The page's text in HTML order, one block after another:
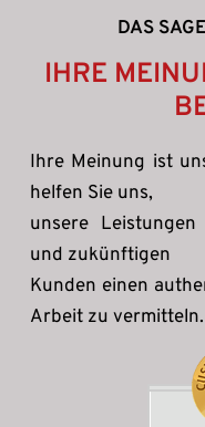
DAS
IHRE
Ihre Meinung ist
helfen Sie uns,
unsere
und zukünftigen
Kunden einen
Arbeit zu vermitteln.